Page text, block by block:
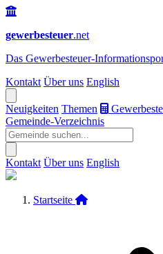
gewerbesteuer.net
Das Gewerbesteuer-
Kontakt Über uns English
Neuigkeiten Themen
Gemeinde-Verzeichnis
Kontakt Über uns English
Startseite